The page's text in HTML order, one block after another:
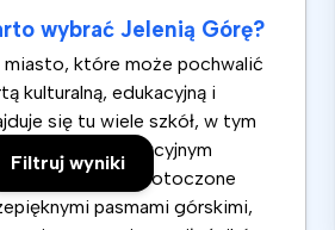
Filtruj wyniki
wybrać Jelenią Górę?
miasto, które może pochwalić
kulturalną, edukacyjną i
się tu wiele szkół, w tym
co czyni je atrakcyjnym
Miasto otoczone
pasmami górskimi,